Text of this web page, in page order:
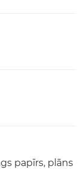
papīrs, plāns